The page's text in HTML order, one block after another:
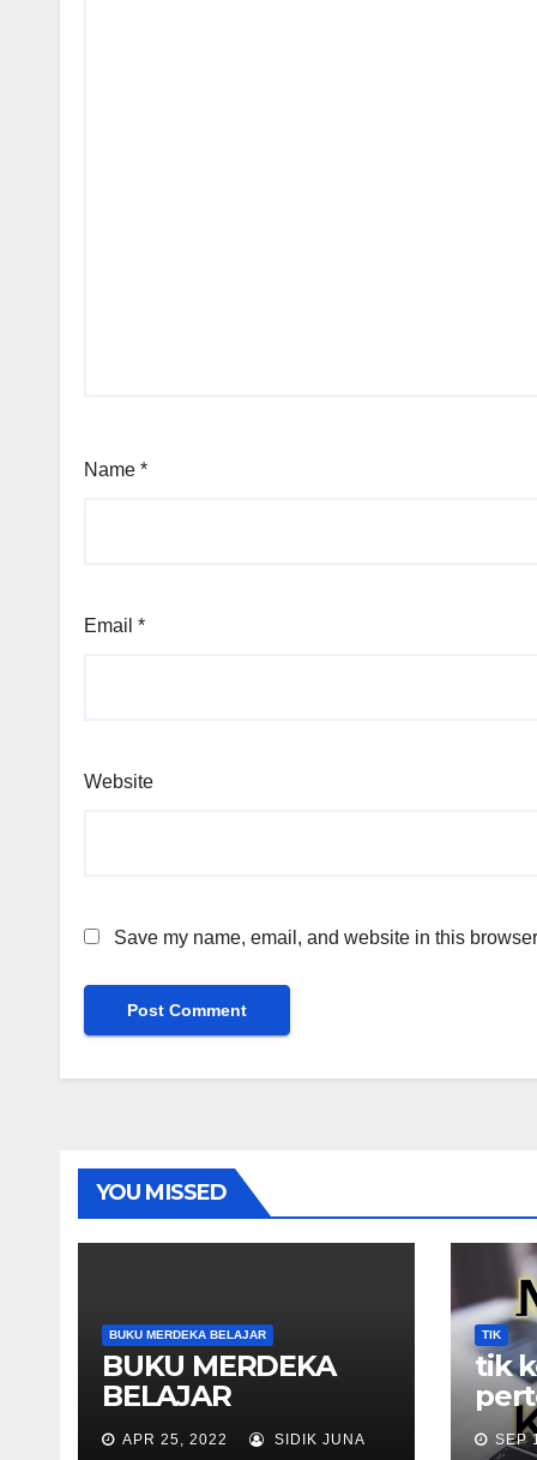
Name *
Email *
Website
Save my name, email, and website in this
YOU MISSED
BUKU MERDEKA BELAJAR
BUKU MERDEKA
BELAJAR
APR 25, 2022 SIDIK JUNA
TIK
tik
SEP